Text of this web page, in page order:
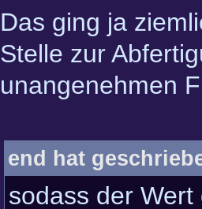
Das ging ja
Stelle zur
unangenehmen
end hat
sodass der Wert